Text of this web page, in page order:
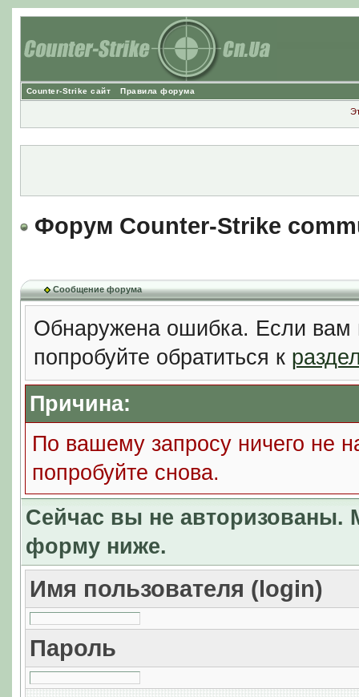
Counter-Strike сайт Правила форума
Форум Counter-Strike
Сообщение форума
Обнаружена ошибка. Если вам
попробуйте обратиться к
Причина:
По вашему запросу ничего не
попробуйте снова.
Сейчас вы не авторизованы.
форму ниже.
Имя пользователя (login)
Пароль